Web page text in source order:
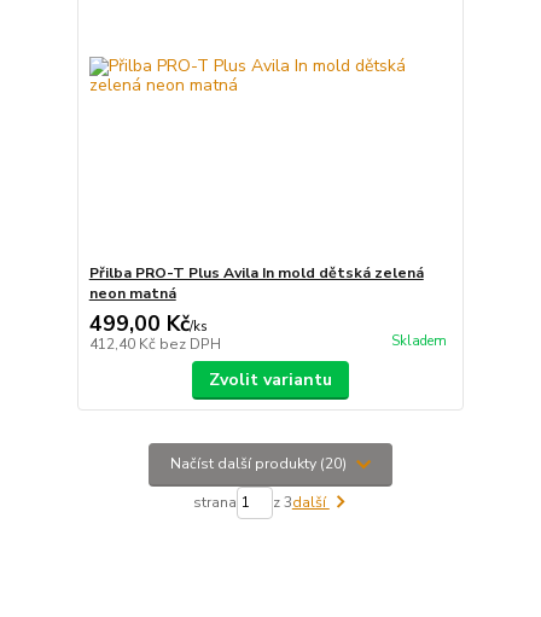
Přilba PRO-T Plus Avila In mold dětská zelená
neon matná
499,00 Kč/ks
412,40 Kč bez DPH Skladem
Zvolit variantu
Načíst další produkty (20)
strana z 3další